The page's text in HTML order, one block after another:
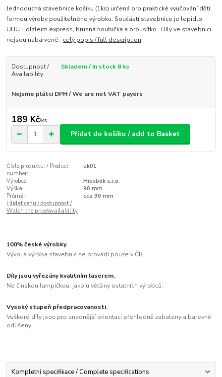
Jednoduchá stavebnice košíku (1ks) určená pro praktické vyučování dětí
formou výroby použitelného výrobku. Součástí stavebnice je lepidlo
UHU Holzleim express, brusná houbička a brousítko. Díly ve stavebnici
nejsou nabarvené. celý popis / full description
Dostupnost /
Availability
Skladem / In stock 8 ks
Nejsme plátci DPH / We are not VAT payers
189 Kč/ks
Přidat do košíku / add to Basket
Číslo produktu: / Product
number:
uk01
Výrobce:
Hiesbök s.r.o.
Výška:
90 mm
Průměr:
cca 90 mm
Hlídat cenu / dostupnost /
Watch the price/availability
100% české výrobky.
Vývoj a výroba stavebnic se provádí pouze v ČR.
Díly jsou vyřezány kvalitním laserem.
Ne činskou lampičkou, jako u většiny ostatních výrobců.
Vysoký stupeň předpracovanosti.
Veškeré díly jsou pro snadnější orientaci přehledně zabaleny a barevně
odlišeny.
Kompletní specifikace / Complete specifications